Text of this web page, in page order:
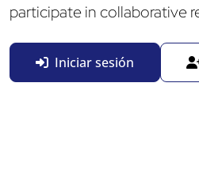
participate in collaborative
Iniciar sesión